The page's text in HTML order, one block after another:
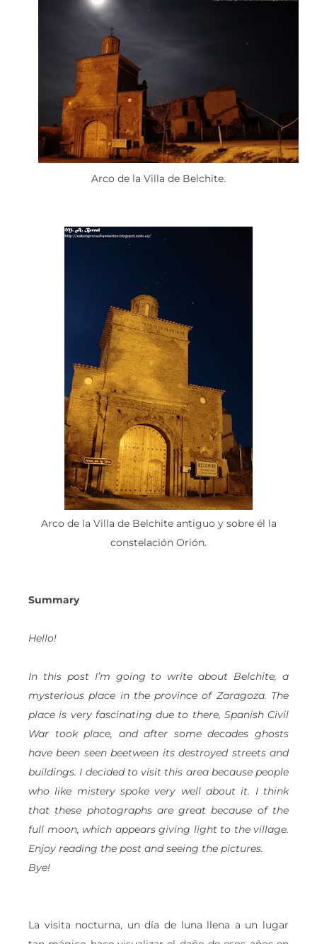
Arco de la Villa de Belchite.
Arco de la Villa de Belchite antiguo y sobre él la
constelación Orión.
Summary
Hello!
In this post I’m going to write about Belchite, a
mysterious place in the province of Zaragoza. The
place is very fascinating due to there, Spanish Civil
War took place, and after some decades ghosts
have been seen beetween its destroyed streets and
buildings. I decided to visit this area because people
who like mistery spoke very well about it. I think
that these photographs are great because of the
full moon, which appears giving light to the village.
Enjoy reading the post and seeing the pictures.
Bye!
La visita nocturna, un día de luna llena a un lugar